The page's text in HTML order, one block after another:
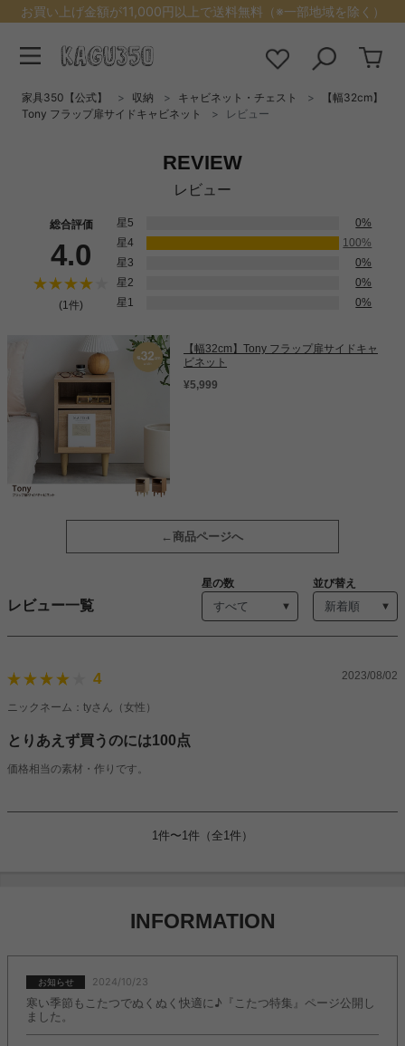
お買い上げ金額が11,000円以上で送料無料（※一部地域を除く）
家具350【公式】 収納 キャビネット・チェスト
【幅32cm】
Tony フラップ扉サイドキャビネット
レビュー
REVIEW
レビュー
【幅32cm】Tony フラップ扉サイドキャ
ビネット
¥5,999
総合評価
4.0
(1件)
星5
0%
星4
100%
星3
0%
星2
0%
星1
0%
商品ページへ
レビュー一覧
星の数 並び替え
4 2023/08/02
ニックネーム：tyさん（女性）
とりあえず買うのには100点
価格相当の素材・作りです。
1件〜1件（全1件）
INFORMATION
お知らせ 2024/10/23
寒い季節もこたつでぬくぬく快適に♪『こたつ特集』ページ公開し
ました。